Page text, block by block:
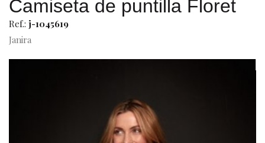
Sujetadores
Ropa y complementos
Camiseta de puntilla Floret
Ref.: j-1045619
Janira